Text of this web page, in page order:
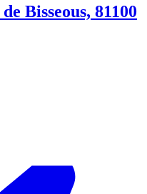
Bisseous, 81100